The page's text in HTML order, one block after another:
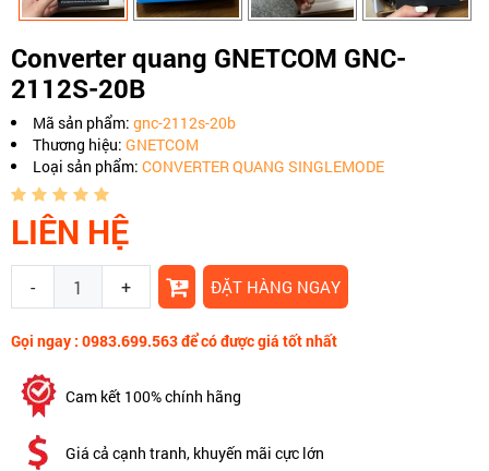
Converter quang GNETCOM GNC-
2112S-20B
Mã sản phẩm: gnc-2112s-20b
Thương hiệu: GNETCOM
Loại sản phẩm: CONVERTER QUANG SINGLEMODE
LIÊN HỆ
- + ĐẶT HÀNG NGAY
Gọi ngay : 0983.699.563 để có được giá tốt nhất
Cam kết 100% chính hãng
Giá cả cạnh tranh, khuyến mãi cực lớn